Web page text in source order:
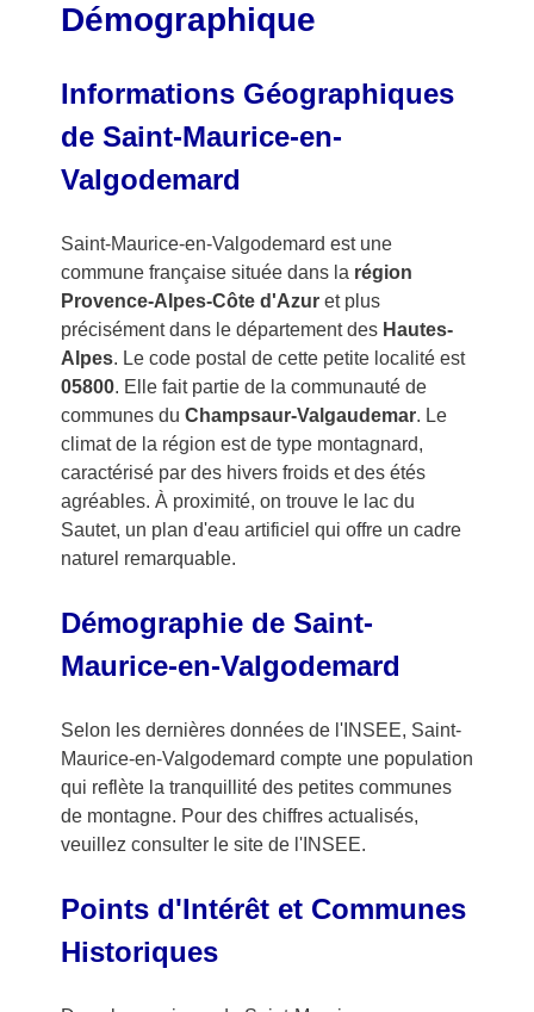
Démographique
Informations Géographiques
de Saint-Maurice-en-
Valgodemard
Saint-Maurice-en-Valgodemard est une
commune française située dans la région
Provence-Alpes-Côte d'Azuret plus
précisément dans le département des Hautes-
Alpes. Le code postal de cette petite localité est
05800. Elle fait partie de la communauté de
communes du Champsaur-Valgaudemar. Le
climat de la région est de type montagnard,
caractérisé par des hivers froids et des étés
agréables. À proximité, on trouve le lac du
Sautet, un plan d'eau artificiel qui offre un cadre
naturel remarquable.
Démographie de Saint-
Maurice-en-Valgodemard
Selon les dernières données de l'INSEE, Saint-
Maurice-en-Valgodemard compte une population
qui reflète la tranquillité des petites communes
de montagne. Pour des chiffres actualisés,
veuillez consulter le site de l'INSEE.
Points d'Intérêt et Communes
Historiques